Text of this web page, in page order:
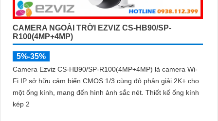
CAMERA NGOÀI TRỜI EZVIZ CS-HB90/SP-
R100(4MP+4MP)
5%-35%
Camera Ezviz CS-HB90/SP-R100(4MP+4MP) là camera Wi-
Fi IP sở hữu cảm biến CMOS 1/3 cùng độ phân giải 2K+ cho
một ống kính, mang đến hình ảnh sắc nét. Thiết kế ống kính
kép 2